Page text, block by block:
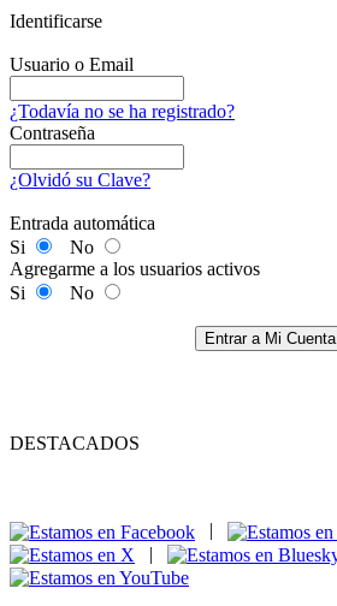
Identificarse
Usuario o Email
¿Todavía no se ha registrado?
Contraseña
¿Olvidó su Clave?
Entrada automática
Si
No
Agregarme a los usuarios activos
Si
No
Entrar a Mi Cuenta
DESTACADOS
|